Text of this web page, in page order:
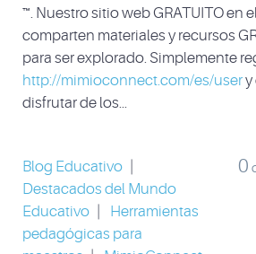
™. Nuestro sitio web GRATUITO en
comparten materiales y recursos
para ser explorado. Simplemente
http://mimioconnect.com/es/usery
disfrutar de los...
Blog Educativo
Destacados del Mundo
Educativo
Herramientas
pedagógicas para
0